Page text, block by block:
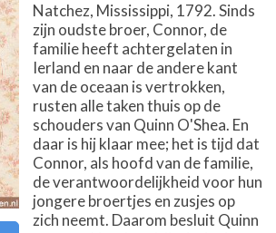
Natchez, Mississippi, 1792. Sinds
zijn oudste broer, Connor, de
familie heeft achtergelaten in
Ierland en naar de andere kant
van de oceaan is vertrokken,
rusten alle taken thuis op de
schouders van Quinn O'Shea. En
daar is hij klaar mee; het is tijd dat
Connor, als hoofd van de familie,
de verantwoordelijkheid voor hun
jongere broertjes en zusjes op
zich neemt. Daarom besluit Quinn